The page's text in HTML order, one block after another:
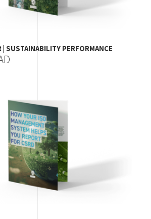
| SUSTAINABILITY PERFORMANCE